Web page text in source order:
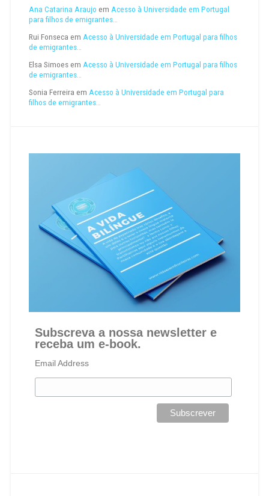
Ana Catarina Araujo em Acesso à Universidade em Portugal
para filhos de emigrantes…
Rui Fonseca em Acesso à Universidade em Portugal para filhos
de emigrantes…
Elsa Simoesem Acesso à Universidade em Portugal para filhos
de emigrantes…
Sonia Ferreira em Acesso à Universidade em Portugal para
filhos de emigrantes…
Subscreva a nossa newsletter e
receba um e-book.
Email Address